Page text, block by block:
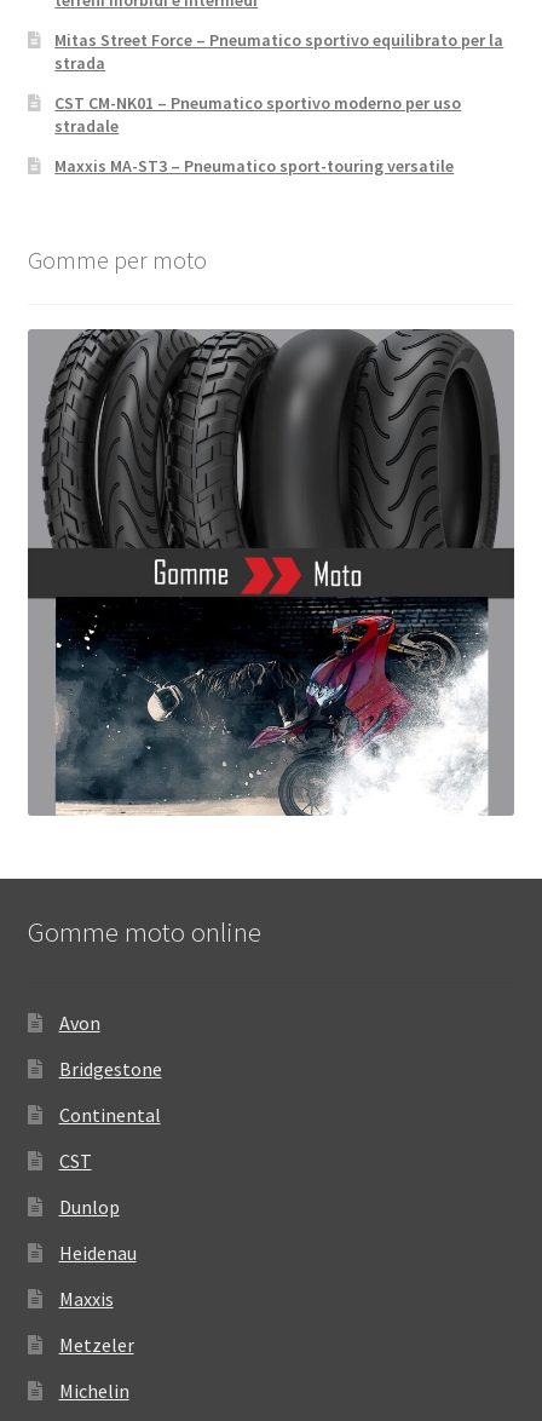
Mitas Street Force – Pneumatico sportivo equilibrato per la
strada
CST CM-NK01 – Pneumatico sportivo moderno per uso
stradale
Maxxis MA-ST3 – Pneumatico sport-touring versatile
Gomme per moto
Gomme moto online
Avon
Bridgestone
Continental
CST
Dunlop
Heidenau
Maxxis
Metzeler
Michelin